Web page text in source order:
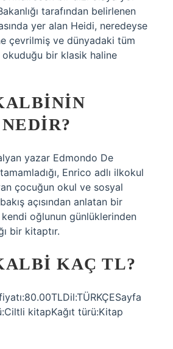
tarafından belirlenen
yer alan Heidi, neredeyse
çevrilmiş ve dünyadaki tüm
bir klasik haline
yazar Edmondo De
Enrico adlı ilkokul
çocuğun okul ve sosyal
açısından anlatan bir
kendi oğlunun günlüklerinden
bir kitaptır.
KAÇ TL?
kitapKağıt türü:Kitap